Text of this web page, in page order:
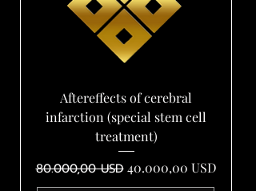
Aftereffects of cerebral
infarction (special stem cell
treatment)
Prezzo regolare
80.000,00 USD Prezzo scontato
40.000,00 USD